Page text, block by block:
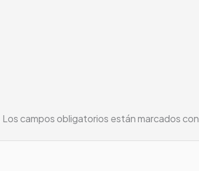
Los campos obligatorios están marcados con